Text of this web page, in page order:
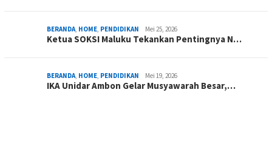
BERANDA, HOME, PENDIDIKAN Mei 25, 2026
Ketua SOKSI Maluku Tekankan Pentingnya N…
BERANDA, HOME, PENDIDIKAN Mei 19, 2026
IKA Unidar Ambon Gelar Musyawarah Besar,…